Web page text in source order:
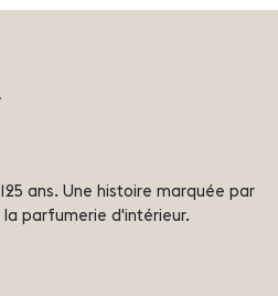
ans. Une histoire marquée par
parfumerie d'intérieur.